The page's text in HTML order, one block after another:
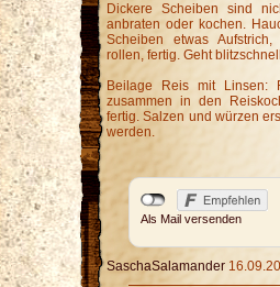
Dickere Scheiben sind
anbraten oder kochen.
Scheiben etwas
rollen, fertig. Geht
Beilage Reis mit Linsen:
zusammen in den
fertig. Salzen und würzen
werden.
Als Mail versenden
SaschaSalamander